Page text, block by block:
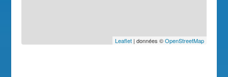
Leaflet| données ©OpenStreetMap